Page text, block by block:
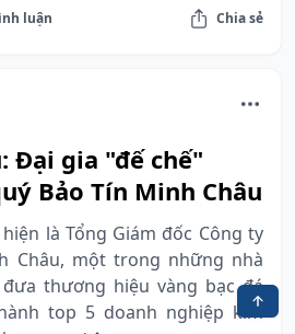
luận Chia sẻ
Đại gia "đế chế"
Bảo Tín Minh Châu
là Tổng Giám đốc Công ty
Châu, một trong những nhà
thương hiệu vàng bạc đá
top 5 doanh nghiệp kim